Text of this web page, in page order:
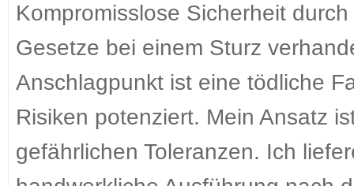
Kompromisslose Sicherheit
Gesetze bei einem Sturz
Anschlagpunkt ist eine tödliche
Risiken potenziert. Mein Ansatz
gefährlichen Toleranzen. Ich